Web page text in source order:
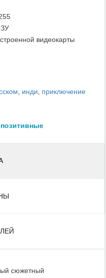
видеокарты
инди приключение
сюжетный